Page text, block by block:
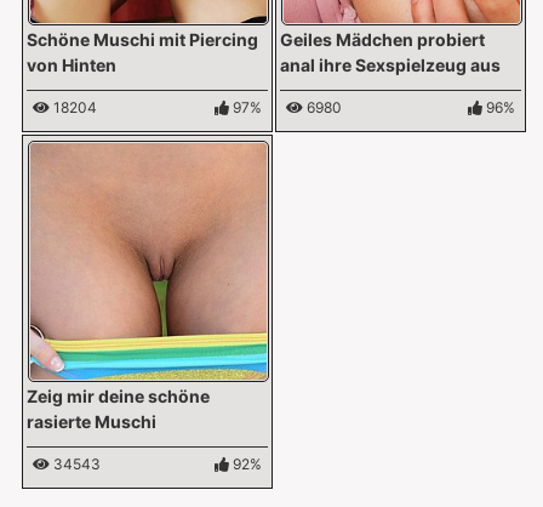
Schöne Muschi mit Piercing
von Hinten
18204 97%
Geiles Mädchen probiert
anal ihre Sexspielzeug aus
6980 96%
Zeig mir deine schöne
rasierte Muschi
34543 92%